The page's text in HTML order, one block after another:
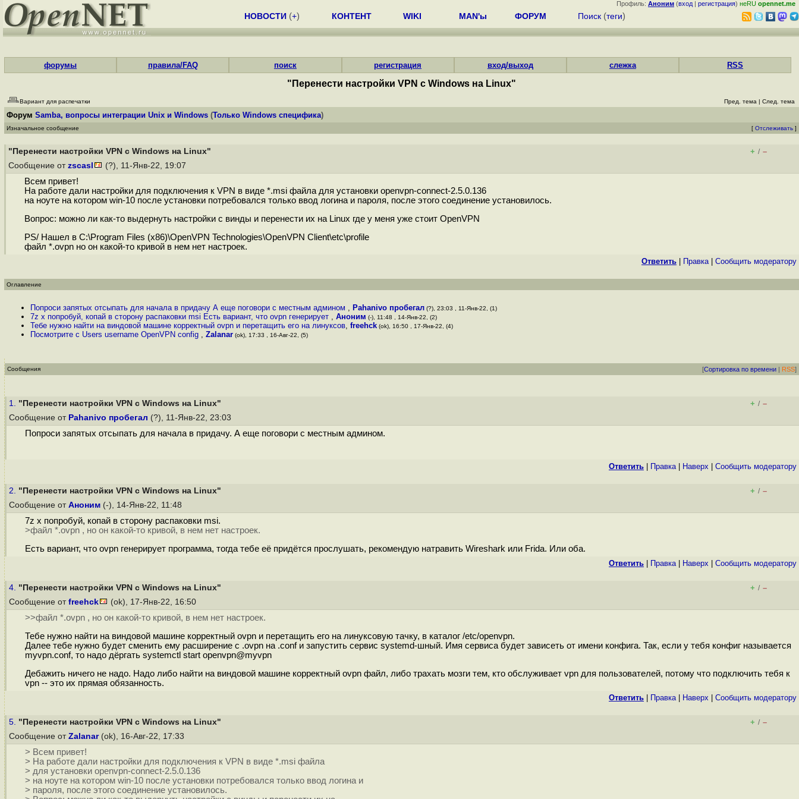
Профиль: Аноним (вход | регистрация) неRU opennet.me
НОВОСТИ (+) КОНТЕНТ WIKI MAN'ы ФОРУМ Поиск (теги)
форумы правила/FAQ поиск регистрация вход/выход слежка RSS
"Перенести настройки VPN с Windows на Linux"
Вариант для распечатки Пред. тема | След. тема
Форум Samba, вопросы интеграции Unix и Windows (Только Windows специфика)
Изначальное сообщение [ Отслеживать ]
"Перенести настройки VPN с Windows на Linux" + / –
Сообщение от zscasl (?), 11-Янв-22, 19:07
Всем привет!
На работе дали настройки для подключения к VPN в виде *.msi файла для установки openvpn-connect-2.5.0.136
на ноуте на котором win-10 после установки потребовался только ввод логина и пароля, после этого соединение установилось.
Вопрос: можно ли как-то выдернуть настройки с винды и перенести их на Linux где у меня уже стоит OpenVPN
PS/ Нашел в C:\Program Files (x86)\OpenVPN Technologies\OpenVPN Client\etc\profile
файл *.ovpn но он какой-то кривой в нем нет настроек.
Ответить Правка| Cообщить модератору
Оглавление
Попроси запятых отсыпать для начала в придачу А еще поговори с местным админом , Pahanivo пробегал (?), 23:03 , 11-Янв-22, (1)
7z x попробуй, копай в сторону распаковки msi Есть вариант, что ovpn генерирует , Аноним (-), 11:48 , 14-Янв-22, (2)
Тебе нужно найти на виндовой машине корректный ovpn и перетащить его на линуксов, freehck (ok), 16:50 , 17-Янв-22, (4)
Посмотрите c Users username OpenVPN config , Zalanar (ok), 17:33 , 16-Авг-22, (5)
Сообщения [Сортировка по времени | RSS]
1. "Перенести настройки VPN с Windows на Linux" + / –
Сообщение от Pahanivo пробегал (?), 11-Янв-22, 23:03
Попроси запятых отсыпать для начала в придачу. А еще поговори с местным админом.
Ответить Правка| Наверх Cообщить модератору
2. "Перенести настройки VPN с Windows на Linux" + / –
Сообщение от Аноним (-), 14-Янв-22, 11:48
7z x попробуй, копай в сторону распаковки msi.
>файл *.ovpn , но он какой-то кривой, в нем нет настроек.
Есть вариант, что ovpn генерирует программа, тогда тебе её придётся прослушать, рекомендую натравить Wireshark или Frida. Или оба.
Ответить Правка| Наверх Cообщить модератору
4. "Перенести настройки VPN с Windows на Linux" + / –
Сообщение от freehck (ok), 17-Янв-22, 16:50
>>файл *.ovpn , но он какой-то кривой, в нем нет настроек.
Тебе нужно найти на виндовой машине корректный ovpn и перетащить его на линуксовую тачку, в каталог /etc/openvpn.
Далее тебе нужно будет сменить ему расширение с .ovpn на .conf и запустить сервис systemd-шный. Имя сервиса будет зависеть от имени конфига. Так, если у тебя конфиг называется
myvpn.conf, то надо дёргать systemctl start openvpn@myvpn
Дебажить ничего не надо. Надо либо найти на виндовой машине корректный ovpn файл, либо трaxaть мозги тем, кто обслуживает vpn для пользователей, потому что подключить тебя к
vpn -- это их прямая обязанность.
Ответить Правка| Наверх Cообщить модератору
5. "Перенести настройки VPN с Windows на Linux" + / –
Сообщение от Zalanar(ok), 16-Авг-22, 17:33
> Всем привет!
> На работе дали настройки для подключения к VPN в виде *.msi файла
> для установки openvpn-connect-2.5.0.136
> на ноуте на котором win-10 после установки потребовался только ввод логина и
> пароля, после этого соединение установилось.